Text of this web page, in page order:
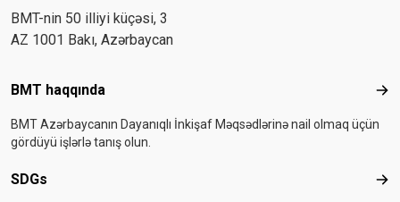
BMT-nin 50 illiyi küçəsi, 3
AZ 1001 Bakı, Azərbaycan
Footer menu
BMT haqqında
BMT Azərbaycanın Dayanıqlı İnkişaf Məqsədlərinə nail olmaq üçün
gördüyü işlərlə tanış olun.
SDGs